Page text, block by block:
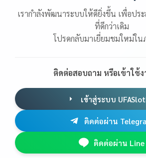
เรากำลังพัฒนาระบบให้ดียิ่งขึ้น เพื่อปร
ที่ดีกว่าเดิม
โปรดกลับมาเยี่ยมชมใหม่ใน
ติดต่อสอบถาม หรือเข้าใช้
เข้าสู่ระบบ
ติดต่อผ่าน
ติดต่อผ่าน Line